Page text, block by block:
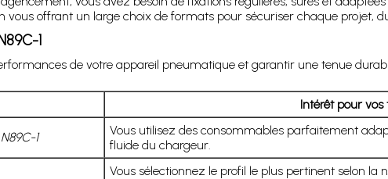
offrant un large choix de formats pour sécuriser chaque projet,
1
de votre appareil pneumatique et garantir une tenue
Intérêt pour
1
Vous utilisez des consommables parfaitement
fluide du chargeur.
Vous sélectionnez le profil le plus pertinent selon la